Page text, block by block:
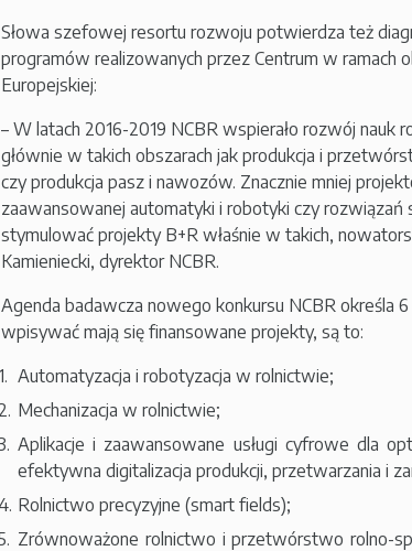
Słowa szefowej resortu rozwoju potwierdza też
programów realizowanych przez Centrum w ramach
Europejskiej:
– W latach 2016-2019 NCBR wspierało rozwój
głównie w takich obszarach jak produkcja i
czy produkcja pasz i nawozów. Znacznie mniej
zaawansowanej automatyki i robotyki czy rozwiązań
stymulować projekty B+R właśnie w takich,
Kamieniecki, dyrektor NCBR.
Agenda badawcza nowego konkursu NCBR określa
wpisywać mają się finansowane projekty, są to:
Automatyzacja i robotyzacja w rolnictwie;
Mechanizacja w rolnictwie;
Aplikacje i zaawansowane usługi cyfrowe dla
efektywna digitalizacja produkcji, przetwarzania i
Rolnictwo precyzyjne (smart fields);
Zrównoważone rolnictwo i przetwórstwo rolno-